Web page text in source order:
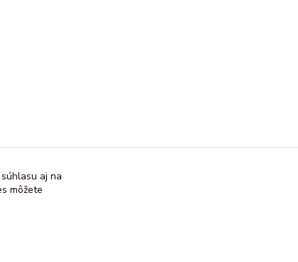
aj na
môžete